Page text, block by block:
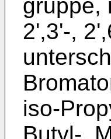
gruppe,
2',3'-,
iso-
Butyl-,